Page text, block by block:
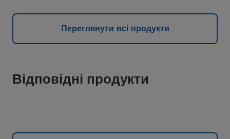
Переглянути всі продукти
Відповідні продукти